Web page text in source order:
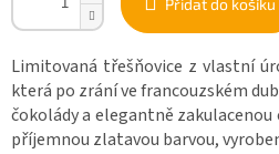
Přidat do košíku
Limitovaná třešňovice z vlastní
která po zrání ve francouzském
čokolády a elegantně
příjemnou zlatavou barvou,